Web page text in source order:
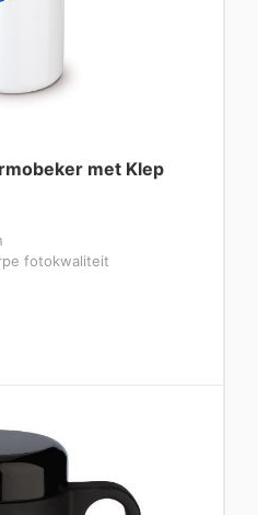
met Klep
fotokwaliteit